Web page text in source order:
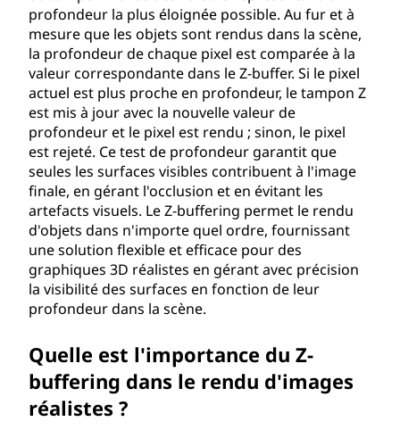
profondeur la plus éloignée possible. Au fur et à
mesure que les objets sont rendus dans la scène,
la profondeur de chaque pixel est comparée à la
valeur correspondante dans le Z-buffer. Si le pixel
actuel est plus proche en profondeur, le tampon Z
est mis à jour avec la nouvelle valeur de
profondeur et le pixel est rendu ; sinon, le pixel
est rejeté. Ce test de profondeur garantit que
seules les surfaces visibles contribuent à l'image
finale, en gérant l'occlusion et en évitant les
artefacts visuels. Le Z-buffering permet le rendu
d'objets dans n'importe quel ordre, fournissant
une solution flexible et efficace pour des
graphiques 3D réalistes en gérant avec précision
la visibilité des surfaces en fonction de leur
profondeur dans la scène.
Quelle est l'importance du Z-
buffering dans le rendu d'images
réalistes ?